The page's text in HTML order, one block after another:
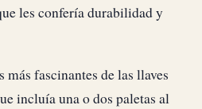
les confería durabilidad y
más fascinantes de las llaves
incluía una o dos paletas al